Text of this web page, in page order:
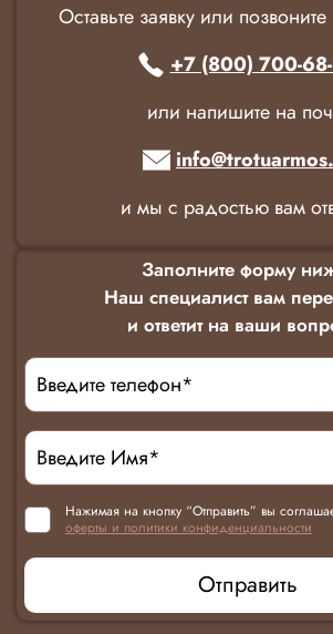
Оставьте заявку или
+7 (800) 700-
или напишите на
и мы с радостью вам
Заполните форму
Наш специалист вам
и ответит на ваши
Нажимая на кнопку “Отправить” вы
оферты и политики конфиденциальности
Отправить